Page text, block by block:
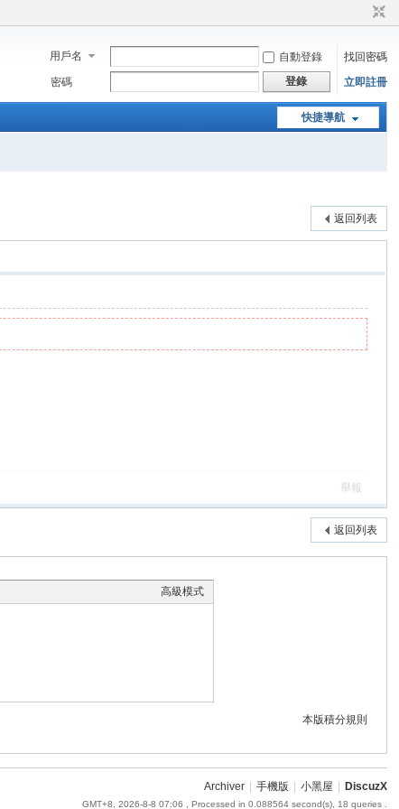
用戶名 自動登錄
找回密碼
密碼
登錄 立即註冊
快捷導航
返回列表
舉報
返回列表
高級模式
本版積分規則
Archiver 手機版 小黑屋 DiscuzX
GMT+8, 2026-8-8 07:06 , Processed in 0.088564 second(s), 18 queries .